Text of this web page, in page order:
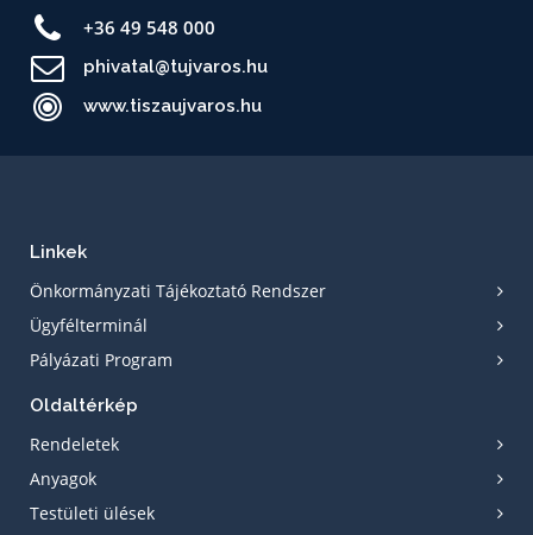
+36 49 548 000
phivatal@tujvaros.hu
www.tiszaujvaros.hu
Linkek
Önkormányzati Tájékoztató Rendszer
Ügyfélterminál
Pályázati Program
Oldaltérkép
Rendeletek
Anyagok
Testületi ülések